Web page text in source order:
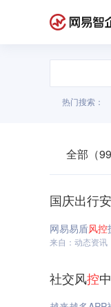
热门搜索：
全部（
国庆出行
网易易盾风控
来自：动态资讯
社交风控